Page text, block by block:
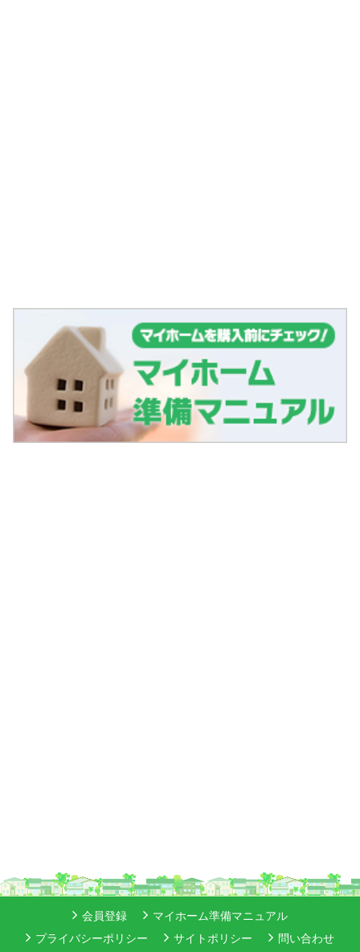
会員登録
マイホーム準備マニュアル
プライバシーポリシー
サイトポリシー 問い合わせ